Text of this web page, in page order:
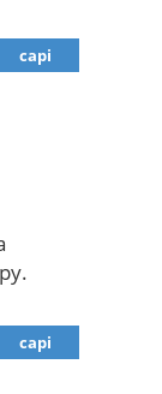
capi
capi